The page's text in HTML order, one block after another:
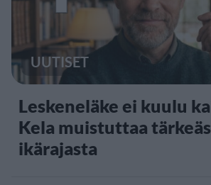
UUTISET
Leskeneläke ei kuulu
Kela muistuttaa
ikärajasta